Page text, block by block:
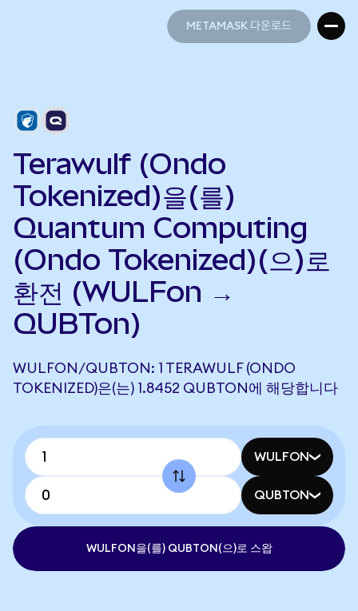
METAMASK 다운로드
Terawulf (Ondo
Tokenized)을(를)
Quantum Computing
(Ondo Tokenized)(으)로
환전 (WULFon →
QUBTon)
WULFON/QUBTON: 1 TERAWULF (ONDO
TOKENIZED)은(는) 1.8452 QUBTON에 해당합니다
WULFON
QUBTON
WULFON을(를) QUBTON(으)로 스왑